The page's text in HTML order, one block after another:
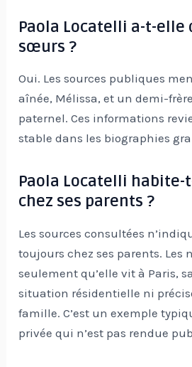
Paola Locatelli a-t-elle
sœurs ?
Oui. Les sources publiques
aînée, Mélissa, et un demi-
paternel. Ces informations
stable dans les biographies
Paola Locatelli
chez ses parents ?
Les sources consultées
toujours chez ses parents. Les
seulement qu’elle vit à Paris,
situation résidentielle ni
famille. C’est un exemple
privée qui n’est pas rendue